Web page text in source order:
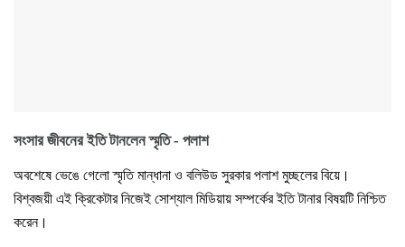
সংসার জীবনের ইতি টানলেন স্মৃতি - পলাশ
অবশেষে ভেঙে গেলো স্মৃতি মান্ধানা ও বলিউড সুরকার পলাশ মুচ্ছলের বিয়ে।
বিশ্বজয়ী এই ক্রিকেটার নিজেই সোশ্যাল মিডিয়ায় সম্পর্কের ইতি টানার বিষয়টি নিশ্চিত
করেন।